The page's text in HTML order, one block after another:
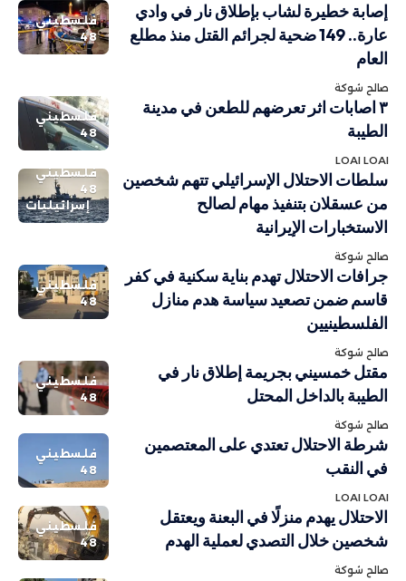
فلسطيني
48
إصابة خطيرة لشاب بإطلاق نار في وادي
عارة.. 149 ضحية لجرائم القتل منذ مطلع
العام
صالح شوكة
فلسطيني
48
٣ اصابات اثر تعرضهم للطعن في مدينة
الطيبة
LOAI LOAI
فلسطيني
48
إسرائيليات
سلطات الاحتلال الإسرائيلي تتهم شخصين
من عسقلان بتنفيذ مهام لصالح
الاستخبارات الإيرانية
صالح شوكة
فلسطيني
48
جرافات الاحتلال تهدم بناية سكنية في كفر
قاسم ضمن تصعيد سياسة هدم منازل
الفلسطينيين
صالح شوكة
فلسطيني
48
مقتل خمسيني بجريمة إطلاق نار في
الطيبة بالداخل المحتل
صالح شوكة
فلسطيني
48
شرطة الاحتلال تعتدي على المعتصمين
في النقب
LOAI LOAI
فلسطيني
48
الاحتلال يهدم منزلًا في البعنة ويعتقل
شخصين خلال التصدي لعملية الهدم
صالح شوكة